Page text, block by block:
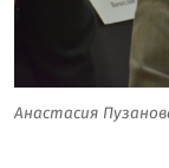
Анастасия